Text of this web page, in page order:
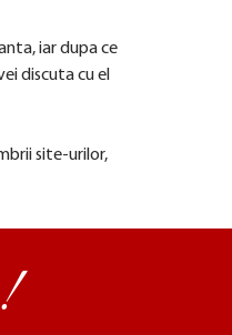
iar dupa ce
discuta cu el
site-urilor,